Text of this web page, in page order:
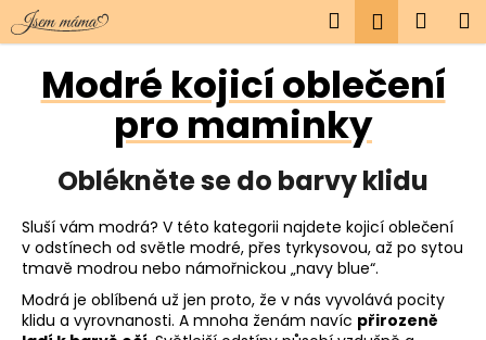
Přejít
na
obsah
Hledat
košík
Modré kojicí oblečení
pro maminky
Oblékněte se do barvy klidu
Sluší vám modrá? V této kategorii najdete kojicí oblečení
v odstínech od světle modré, přes tyrkysovou, až po sytou
tmavě modrou nebo námořnickou „navy blue“.
Modrá je oblíbená už jen proto, že v nás vyvolává pocity
klidu a vyrovnanosti. A mnoha ženám navíc přirozeně
o
t
ř
e
b